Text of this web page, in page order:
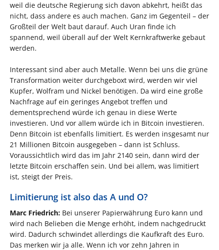
weil die deutsche Regierung sich davon abkehrt, heißt das
nicht, dass andere es auch machen. Ganz im Gegenteil – der
Großteil der Welt baut darauf. Auch Uran finde ich
spannend, weil überall auf der Welt Kernkraftwerke gebaut
werden.
Interessant sind aber auch Metalle. Wenn bei uns die grüne
Transformation weiter durchgeboxt wird, werden wir viel
Kupfer, Wolfram und Nickel benötigen. Da wird eine große
Nachfrage auf ein geringes Angebot treffen und
dementsprechend würde ich genau in diese Werte
investieren. Und vor allem würde ich in Bitcoin investieren.
Denn Bitcoin ist ebenfalls limitiert. Es werden insgesamt nur
21 Millionen Bitcoin ausgegeben – dann ist Schluss.
Voraussichtlich wird das im Jahr 2140 sein, dann wird der
letzte Bitcoin erschaffen sein. Und bei allem, was limitiert
ist, steigt der Preis.
Limitierung ist also das A und O?
Marc Friedrich: Bei unserer Papierwährung Euro kann und
wird nach Belieben die Menge erhöht, indem nachgedruckt
wird. Dadurch schwindet allerdings die Kaufkraft des Euro.
Das merken wir ja alle. Wenn ich vor zehn Jahren in